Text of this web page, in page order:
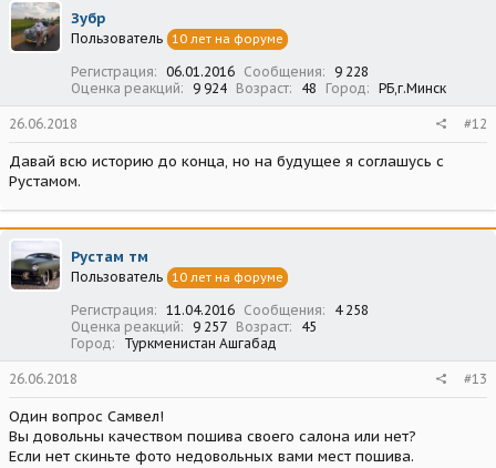
Зубр
Пользователь 10 лет на форуме
Регистрация 06.01.2016 Сообщения
9 228
Оценка реакций
9 924 Возраст 48 Город РБ,г.Минск
26.06.2018 #12
Давай всю историю до конца, но на будущее я соглашусь с
Рустамом.
Рустам тм
Пользователь 10 лет на форуме
Регистрация 11.04.2016 Сообщения
4 258
Оценка реакций
9 257 Возраст
45
Город
Туркменистан Ашгабад
26.06.2018 #13
Один вопрос Самвел!
Вы довольны качеством пошива своего салона или нет?
Если нет скиньте фото недовольных вами мест пошива.